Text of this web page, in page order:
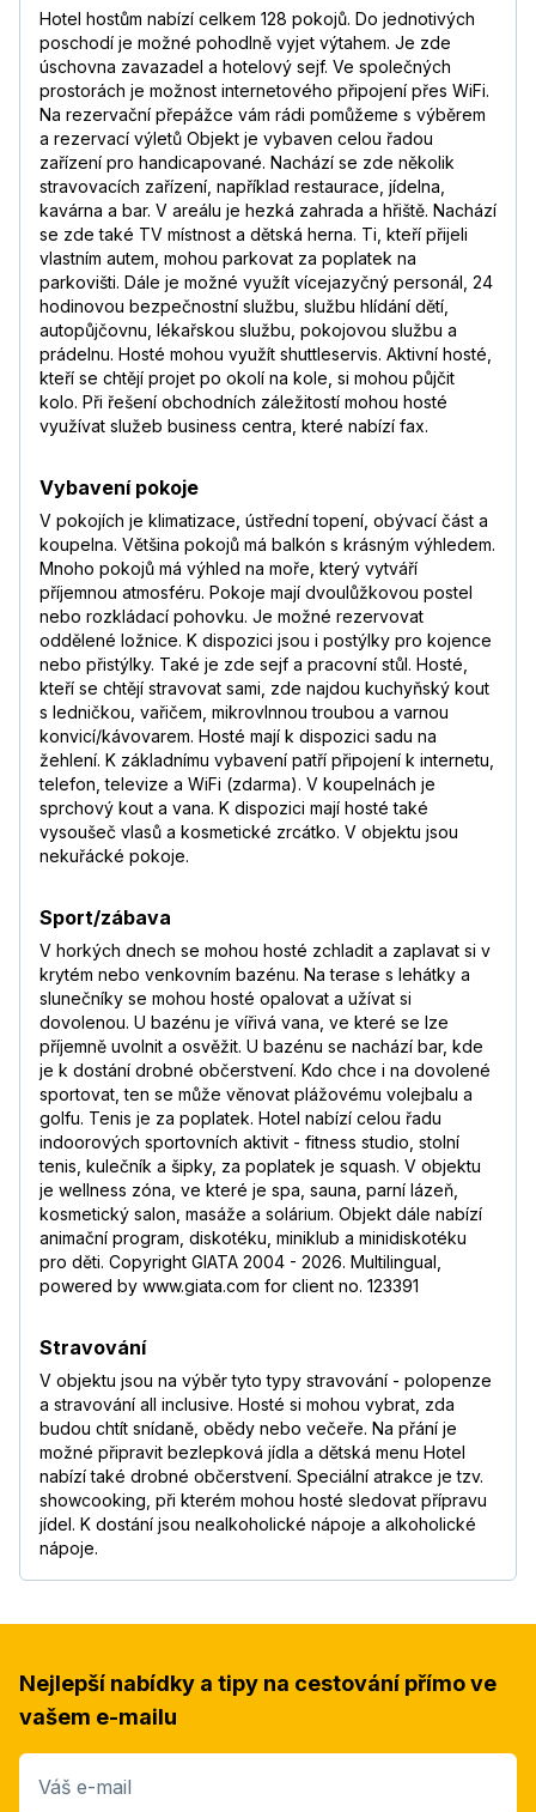
Hotel hostům nabízí celkem 128 pokojů. Do jednotivých
poschodí je možné pohodlně vyjet výtahem. Je zde
úschovna zavazadel a hotelový sejf. Ve společných
prostorách je možnost internetového připojení přes WiFi.
Na rezervační přepážce vám rádi pomůžeme s výběrem
a rezervací výletů Objekt je vybaven celou řadou
zařízení pro handicapované. Nachází se zde několik
stravovacích zařízení, například restaurace, jídelna,
kavárna a bar. V areálu je hezká zahrada a hřiště. Nachází
se zde také TV místnost a dětská herna. Ti, kteří přijeli
vlastním autem, mohou parkovat za poplatek na
parkovišti. Dále je možné využít vícejazyčný personál, 24
hodinovou bezpečnostní službu, službu hlídání dětí,
autopůjčovnu, lékařskou službu, pokojovou službu a
prádelnu. Hosté mohou využít shuttleservis. Aktivní hosté,
kteří se chtějí projet po okolí na kole, si mohou půjčit
kolo. Při řešení obchodních záležitostí mohou hosté
využívat služeb business centra, které nabízí fax.
Vybavení pokoje
V pokojích je klimatizace, ústřední topení, obývací část a
koupelna. Většina pokojů má balkón s krásným výhledem.
Mnoho pokojů má výhled na moře, který vytváří
příjemnou atmosféru. Pokoje mají dvoulůžkovou postel
nebo rozkládací pohovku. Je možné rezervovat
oddělené ložnice. K dispozici jsou i postýlky pro kojence
nebo přistýlky. Také je zde sejf a pracovní stůl. Hosté,
kteří se chtějí stravovat sami, zde najdou kuchyňský kout
s ledničkou, vařičem, mikrovlnnou troubou a varnou
konvicí/kávovarem. Hosté mají k dispozici sadu na
žehlení. K základnímu vybavení patří připojení k internetu,
telefon, televize a WiFi (zdarma). V koupelnách je
sprchový kout a vana. K dispozici mají hosté také
vysoušeč vlasů a kosmetické zrcátko. V objektu jsou
nekuřácké pokoje.
Sport/zábava
V horkých dnech se mohou hosté zchladit a zaplavat si v
krytém nebo venkovním bazénu. Na terase s lehátky a
slunečníky se mohou hosté opalovat a užívat si
dovolenou. U bazénu je vířivá vana, ve které se lze
příjemně uvolnit a osvěžit. U bazénu se nachází bar, kde
je k dostání drobné občerstvení. Kdo chce i na dovolené
sportovat, ten se může věnovat plážovému volejbalu a
golfu. Tenis je za poplatek. Hotel nabízí celou řadu
indoorových sportovních aktivit - fitness studio, stolní
tenis, kulečník a šipky, za poplatek je squash. V objektu
je wellness zóna, ve které je spa, sauna, parní lázeň,
kosmetický salon, masáže a solárium. Objekt dále nabízí
animační program, diskotéku, miniklub a minidiskotéku
pro děti. Copyright GIATA 2004 - 2026. Multilingual,
powered by www.giata.com for client no. 123391
Stravování
V objektu jsou na výběr tyto typy stravování - polopenze
a stravování all inclusive. Hosté si mohou vybrat, zda
budou chtít snídaně, obědy nebo večeře. Na přání je
možné připravit bezlepková jídla a dětská menu Hotel
nabízí také drobné občerstvení. Speciální atrakce je tzv.
showcooking, při kterém mohou hosté sledovat přípravu
jídel. K dostání jsou nealkoholické nápoje a alkoholické
nápoje.
Nejlepší nabídky a tipy na cestování přímo ve
vašem e-mailu
Váš e-mail